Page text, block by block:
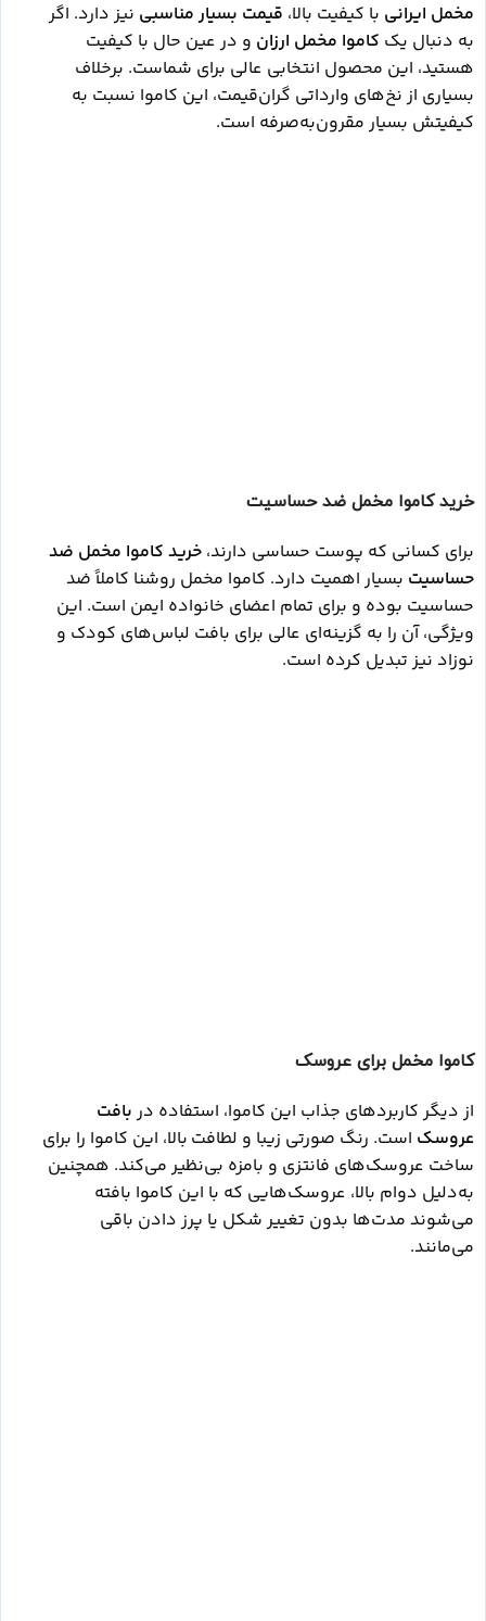
مخمل ایرانی با کیفیت بالا، قیمت بسیار مناسبی نیز دارد. اگر
به دنبال یک کاموا مخمل ارزان و در عین حال با کیفیت
هستید، این محصول انتخابی عالی برای شماست. برخلاف
بسیاری از نخ‌های وارداتی گران‌قیمت، این کاموا نسبت به
کیفیتش بسیار مقرون‌به‌صرفه است.
خرید کاموا مخمل ضد حساسیت
برای کسانی که پوست حساسی دارند، خرید کاموا مخمل ضد
حساسیت بسیار اهمیت دارد. کاموا مخمل روشنا کاملاً ضد
حساسیت بوده و برای تمام اعضای خانواده ایمن است. این
ویژگی، آن را به گزینه‌ای عالی برای بافت لباس‌های کودک و
نوزاد نیز تبدیل کرده است.
کاموا مخمل برای عروسک
از دیگر کاربردهای جذاب این کاموا، استفاده در بافت
عروسک است. رنگ صورتی زیبا و لطافت بالا، این کاموا را برای
ساخت عروسک‌های فانتزی و بامزه بی‌نظیر می‌کند. همچنین
به‌دلیل دوام بالا، عروسک‌هایی که با این کاموا بافته
می‌شوند مدت‌ها بدون تغییر شکل یا پرز دادن باقی
می‌مانند.